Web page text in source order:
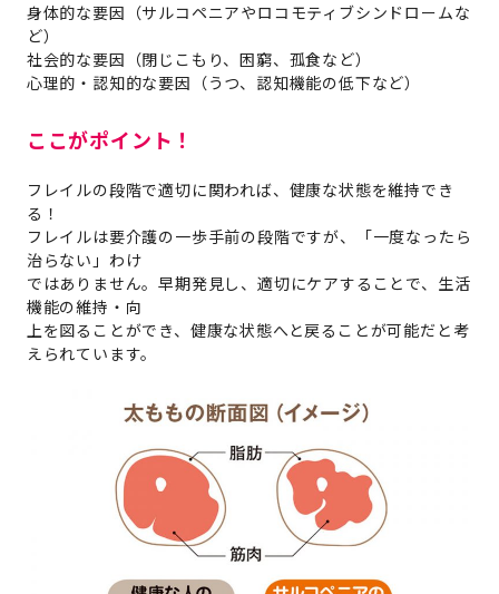
身体的な要因（サルコペニアやロコモティブシンドロームな
ど）
社会的な要因（閉じこもり、困窮、孤食など）
心理的・認知的な要因（うつ、認知機能の低下など）
ここがポイント！
フレイルの段階で適切に関われば、健康な状態を維持でき
る！
フレイルは要介護の一歩手前の段階ですが、「一度なったら
治らない」わけ
ではありません。早期発見し、適切にケアすることで、生活
機能の維持・向
上を図ることができ、健康な状態へと戻ることが可能だと考
えられています。